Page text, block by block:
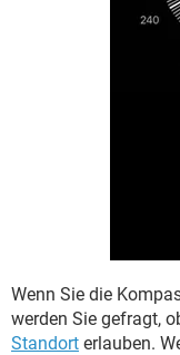
Wenn Sie die
werden Sie gefragt,
Standort erlauben.